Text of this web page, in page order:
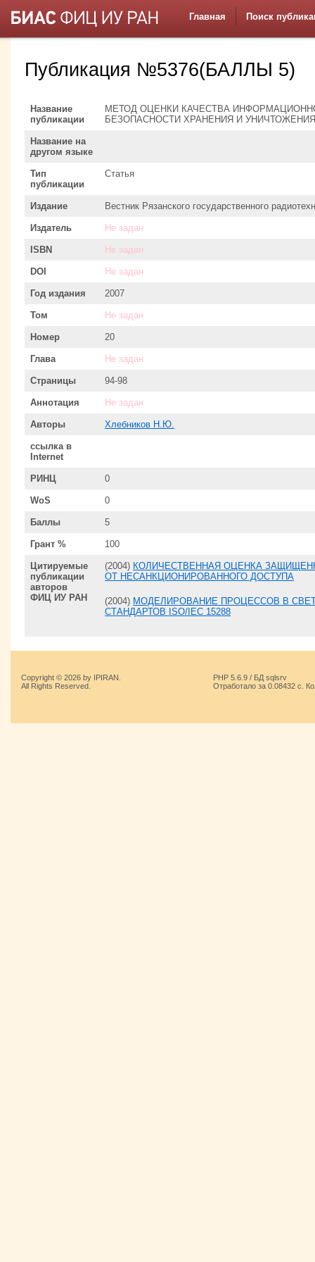
Главная Поиск
Публикация №5376(БАЛЛЫ 5)
Название
публикации
МЕТОД ОЦЕНКИ КАЧЕСТВА
БЕЗОПАСНОСТИ ХРАНЕНИЯ И
Название на
другом языке
Тип
публикации
Статья
Издание Вестник Рязанского государственного
Издатель Не задан
ISBN Не задан
DOI Не задан
Год издания 2007
Том Не задан
Номер 20
Глава Не задан
Страницы 94-98
Аннотация Не задан
Авторы Хлебников Н.Ю.
ссылка в
Internet
РИНЦ 0
WoS 0
Баллы 5
Грант % 100
Цитируемые
публикации
авторов
ФИЦ ИУ РАН
(2004) КОЛИЧЕСТВЕННАЯ ОЦЕНКА
ОТ НЕСАНКЦИОНИРОВАННОГО ДОСТУПА
(2004) МОДЕЛИРОВАНИЕ ПРОЦЕССОВ В
СТАНДАРТОВ ISO/IEC 15288
Copyright © 2026 by IPIRAN.
All Rights Reserved.
PHP 5.6.9 / БД sqlsrv
Отработало за 0.08432 с.